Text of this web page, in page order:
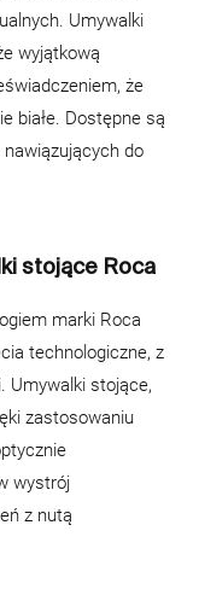
Umywalki
wyjątkową
że
białe. Dostępne są
do
stojące Roca
marki Roca
technologiczne, z
Umywalki stojące,
zastosowaniu
wystrój
z nutą